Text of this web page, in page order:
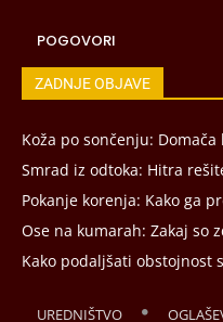
POGOVORI
ZADNJE OBJAVE
Koža po sončenju:
Smrad iz odtoka: Hitra
Pokanje korenja: Kako ga
Ose na kumarah: Zakaj so
Kako podaljšati obstojnost
UREDNIŠTVO